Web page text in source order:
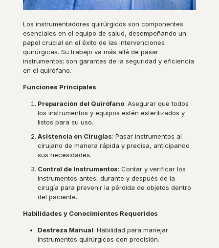
Los instrumentadores quirúrgicos son componentes
esenciales en el equipo de salud, desempeñando un
papel crucial en el éxito de las intervenciones
quirúrgicas. Su trabajo va más allá de pasar
instrumentos; son garantes de la seguridad y eficiencia
en el quirófano.
Funciones Principales
Preparación del Quirófano: Asegurar que todos
los instrumentos y equipos estén esterilizados y
listos para su uso.
Asistencia en Cirugías: Pasar instrumentos al
cirujano de manera rápida y precisa, anticipando
sus necesidades.
Control de Instrumentos: Contar y verificar los
instrumentos antes, durante y después de la
cirugía para prevenir la pérdida de objetos dentro
del paciente.
Habilidades y Conocimientos Requeridos
Destreza Manual: Habilidad para manejar
instrumentos quirúrgicos con precisión.